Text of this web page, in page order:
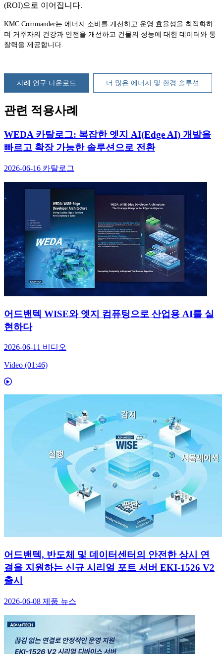
(ROI)으로 이어집니다.
KMC Commander는 에너지 소비를 개선하고 운영 효율성을 최적화하
며 거주자의 건강과 안전을 개선하고 건물의 성능에 대한 데이터와 통
찰력을 제공합니다.
사례 연구 다운로드 더 많은 에너지 및 환경 솔루션
관련 적용사례
WEDA 카탈로그: 복잡한 엣지 AI(Edge AI) 개발을
빠르고 확장 가능한 솔루션으로 전환
2026-06-16 카탈로그
어드밴텍 WISE와 엣지 컴퓨팅으로 산업용 AI를 실
현하다
2026-06-11 비디오
Video (01:46)
어드밴텍, 반도체 및 데이터센터의 안전한 상시 연
결을 지원하는 신규 시리얼 포트 서버 EKI-1526 V2
출시
2026-06-08 제품 뉴스